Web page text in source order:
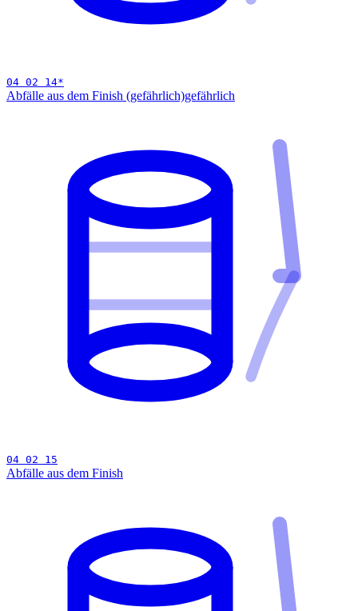
04 02 14*
Abfälle aus dem Finish (gefährlich)gefährlich
04 02 15
Abfälle aus dem Finish